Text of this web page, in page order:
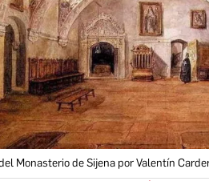
Monasterio de Sijena por Valentín